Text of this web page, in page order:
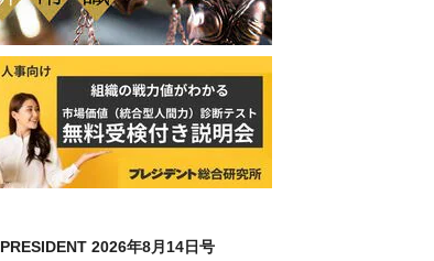
PRESIDENT 2026年8月14日号